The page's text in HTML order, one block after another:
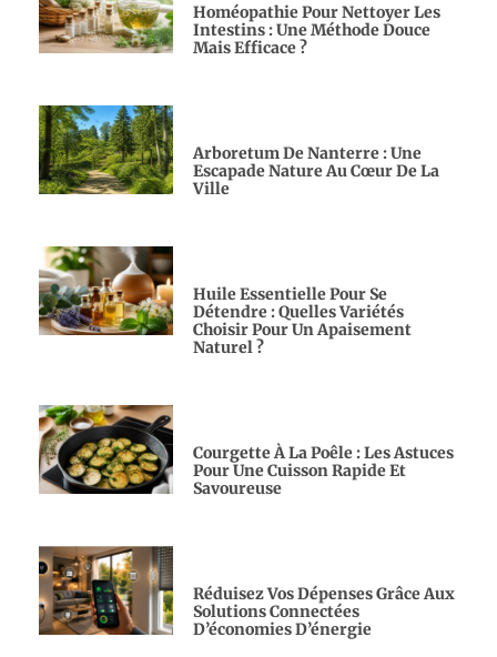
Homéopathie Pour Nettoyer Les
Intestins : Une Méthode Douce
Mais Efficace ?
Arboretum De Nanterre : Une
Escapade Nature Au Cœur De La
Ville
Huile Essentielle Pour Se
Détendre : Quelles Variétés
Choisir Pour Un Apaisement
Naturel ?
Courgette À La Poêle : Les Astuces
Pour Une Cuisson Rapide Et
Savoureuse
Réduisez Vos Dépenses Grâce Aux
Solutions Connectées
D’économies D’énergie